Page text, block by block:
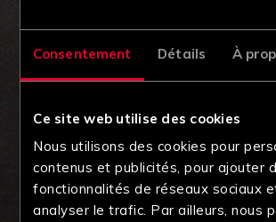
Consentement Détails À
Ce site web utilise des cookies
Nous utilisons des cookies pour
contenus et publicités, pour ajouter
fonctionnalités de réseaux sociaux
analyser le trafic. Par ailleurs, nous